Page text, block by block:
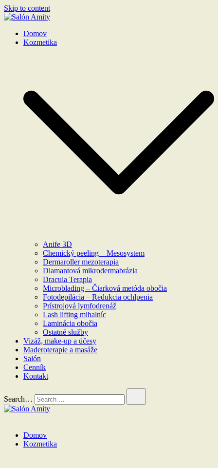
Skip to content
Salón Amity
Domov
Kozmetika
Anife 3D
Chemický peeling – Mesosystem
Dermaroller mezoterapia
Diamantová mikrodermabrázia
Dracula Terapia
Microblading – Čiarková metóda obočia
Fotodepilácia – Redukcia ochlpenia
Prístrojová lymfodrenáž
Lash lifting mihalníc
Laminácia obočia
Ostatné služby
Vizáž, make-up a účesy
Maderoterapie a masáže
Salón
Cenník
Kontakt
Search…
Domov
Kozmetika